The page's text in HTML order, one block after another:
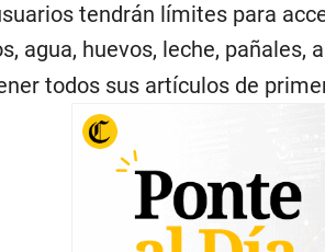
tendrán límites para
agua, huevos, leche,
todos sus artículos de